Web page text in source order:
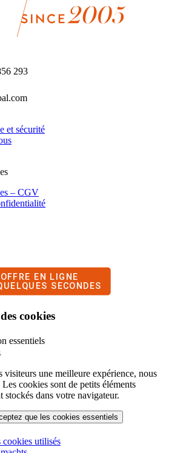
293
et sécurité
– CGV
cookies
essentiels
visiteurs une meilleure expérience, nous
cookies sont de petits éléments
dans votre navigateur.
que les cookies essentiels
cookies utilisés